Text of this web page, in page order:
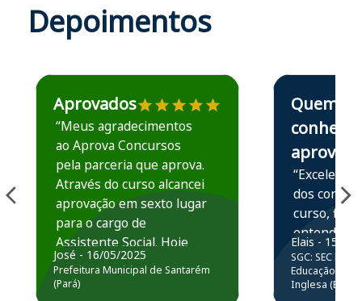
Depoimentos
Estudante José recomenda o Aprova Concursos em
Aprovados
“Meus agradecimentos
ao Aprova Concursos
pela parceria que aprova.
Através do curso alcancei
aprovação em sexto lugar
para o cargo de
Assistente Social. Hoje
estou atuando na
Prefeitura de Santarém.
José - 16/05/2025
Prefeitura Municipal de Santarém
(Pará)
Estudante Elais
Quem
conhece,
aprova
“Excelente
dos
curso,
entender e
prática
resolução
questões.”
Elais - 15/07/
SGC: SEC BA
Educação
Inglesa (Edital